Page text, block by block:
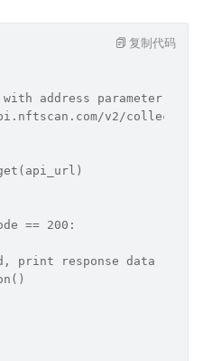
address parameter
v2/collections/
== 200:
print response data
复制代码